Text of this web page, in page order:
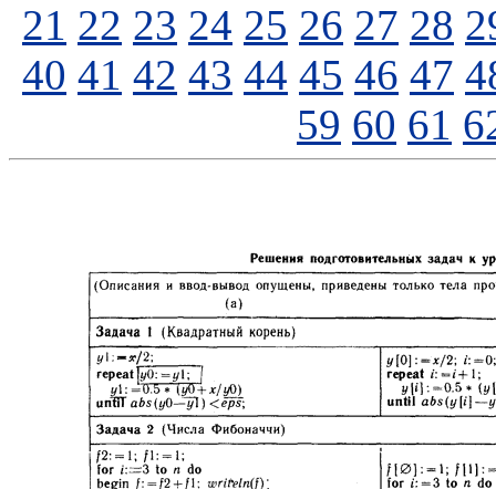
21 22 23 24 25 26 27 28
40 41 42 43 44 45 46 47
59 60 61